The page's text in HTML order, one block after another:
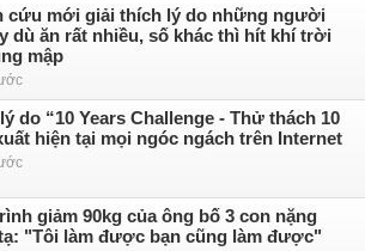
cứu mới giải thích lý do những người
dù ăn rất nhiều, số khác thì hít khí trời
mập
do “10 Years Challenge - Thử thách 10
hiện tại mọi ngóc ngách trên Internet
giảm 90kg của ông bố 3 con nặng
"Tôi làm được bạn cũng làm được"